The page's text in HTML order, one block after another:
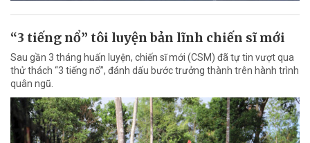
“3 tiếng nổ” tôi luyện bản lĩnh chiến sĩ mới
Sau gần 3 tháng huấn luyện, chiến sĩ mới (CSM) đã tự tin vượt qua
thử thách “3 tiếng nổ”, đánh dấu bước trưởng thành trên hành trình
quân ngũ.